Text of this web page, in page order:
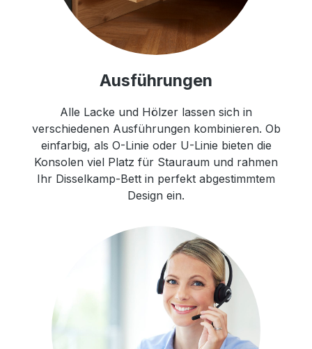
Ausführungen
Alle Lacke und Hölzer lassen sich in
verschiedenen Ausführungen kombinieren. Ob
einfarbig, als O-Linie oder U-Linie bieten die
Konsolen viel Platz für Stauraum und rahmen
Ihr Disselkamp-Bett in perfekt abgestimmtem
Design ein.